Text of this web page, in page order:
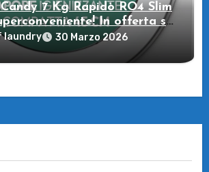
7 Kg Rapidò RO4 Slim
In offerta su
Amazon
laundry 30 Marzo 2026